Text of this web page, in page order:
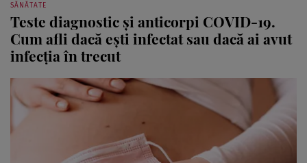
SĂNĂTATE
Teste diagnostic și anticorpi COVID-19.
Cum afli dacă ești infectat sau dacă ai avut
infecția în trecut